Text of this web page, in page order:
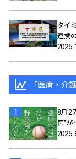
タイ
連携
保に
「医療・介
8月
医”が